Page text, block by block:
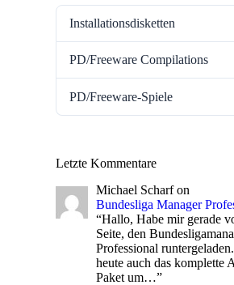
Installationsdisketten
PD/Freeware Compilations
PD/Freeware-Spiele
Letzte Kommentare
Michael Scharfon
Bundesliga Manager
“Hallo, Habe mir gerade
Seite, den
Professional
heute auch das komplette
Paket um…”